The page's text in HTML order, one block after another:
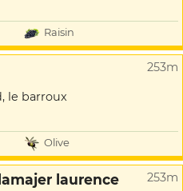
Raisin
253m
le barroux
Olive
laurence 253m